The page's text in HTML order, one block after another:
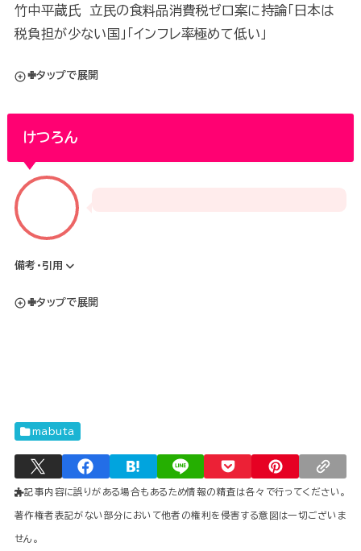
竹中平蔵氏 立民の食料品消費税ゼロ案に持論「日本は
税負担が少ない国」「インフレ率極めて低い」
✙タップで展開
けつろん
備考・引用
✙タップで展開
mabuta
記事内容に誤りがある場合もあるため情報の精査は各々で行ってください。
著作権者表記がない部分において他者の権利を侵害する意図は一切ございま
せん。